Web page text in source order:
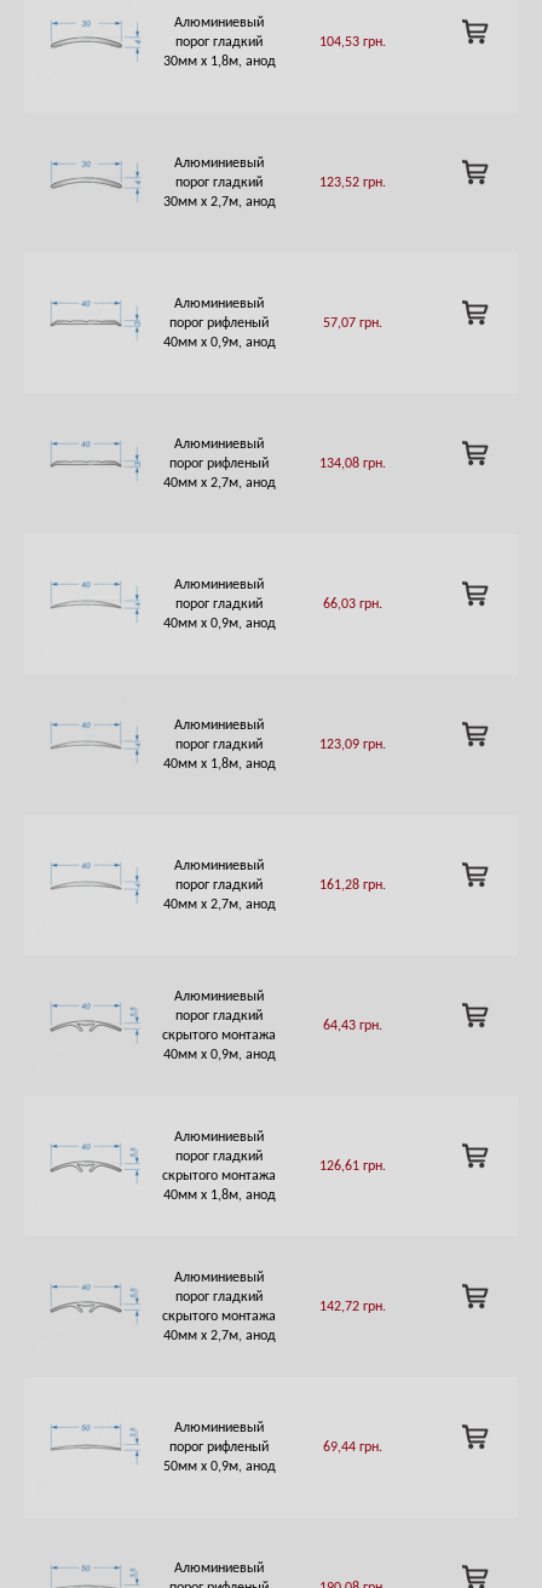
Алюминиевый
порог гладкий
30мм х 1,8м, анод
104,53 грн.
ADD
TO
Алюминиевый
порог гладкий
30мм х 2,7м, анод
123,52 грн.
ADD
TO
Алюминиевый
порог рифленый
40мм х 0,9м, анод
57,07 грн.
ADD
TO
Алюминиевый
порог рифленый
40мм х 2,7м, анод
134,08 грн.
ADD
TO
Алюминиевый
порог гладкий
40мм х 0,9м, анод
66,03 грн.
ADD
TO
Алюминиевый
порог гладкий
40мм х 1,8м, анод
123,09 грн.
ADD
TO
Алюминиевый
порог гладкий
40мм х 2,7м, анод
161,28 грн.
ADD
TO
Алюминиевый
порог гладкий
скрытого монтажа
40мм х 0,9м, анод
64,43 грн.
ADD
TO
Алюминиевый
порог гладкий
скрытого монтажа
40мм х 1,8м, анод
126,61 грн.
ADD
TO
Алюминиевый
порог гладкий
скрытого монтажа
40мм х 2,7м, анод
142,72 грн.
ADD
TO
Алюминиевый
порог рифленый
50мм х 0,9м, анод
69,44 грн.
ADD
TO
Алюминиевый
ADD